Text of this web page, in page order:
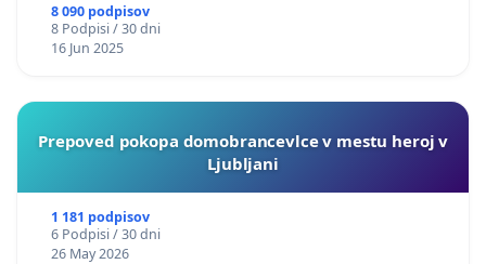
8 090 podpisov
8 Podpisi / 30 dni
16 Jun 2025
Prepoved pokopa domobrancevlce v mestu heroj v
Ljubljani
1 181 podpisov
6 Podpisi / 30 dni
26 May 2026